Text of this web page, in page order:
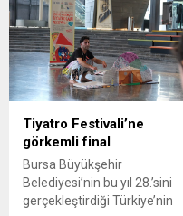
Grace Maritime Museum
and Environmental
Center’da açıldı. Sanatçı
Selva Özelli; ” 26 Ağustos
2023 tarihinde The Havre de
Grace Maritime Museum
and Environmental
Center’da “Healing Waters /
Şifalı Sular” isimli kişisel
sergim sanat izleyicisiyle
buluşmasından dolayı...
Tiyatro Festivali’ne
görkemli final
Bursa Büyükşehir
Belediyesi’nin bu yıl 28.’sini
gerçekleştirdiği Türkiye’nin